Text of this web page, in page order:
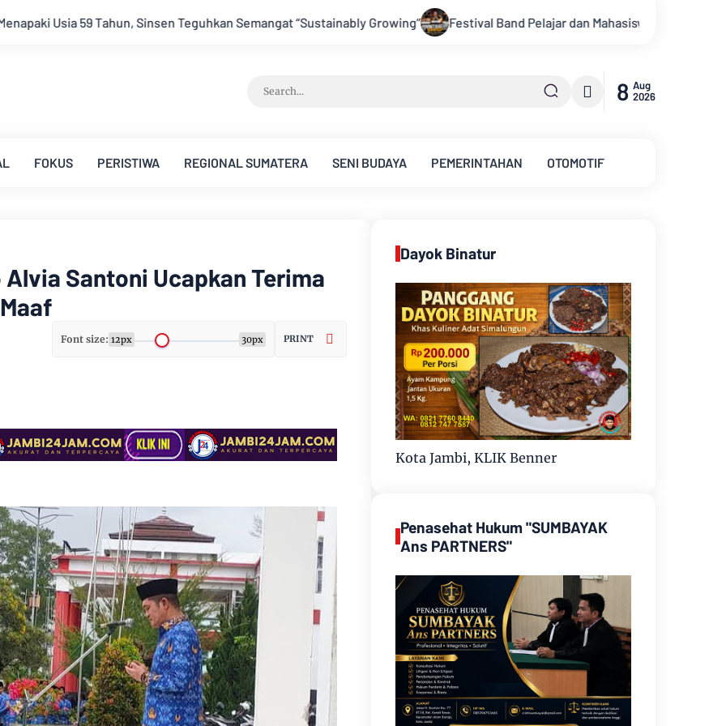
Semangat “Sustainably Growing” Festival Band Pelajar dan Mahasiswa OJK Provinsi Jambi 2026, Unjuk Kreativitas
8 Aug
2026
FOKUS PERISTIWA REGIONAL SUMATERA SENI BUDAYA PEMERINTAHAN OTOMOTIF
Santoni Ucapkan Terima
Font size: 12px 30px PRINT
Dayok Binatur
Kota Jambi, KLIK Benner
Penasehat Hukum "SUMBAYAK
Ans PARTNERS"